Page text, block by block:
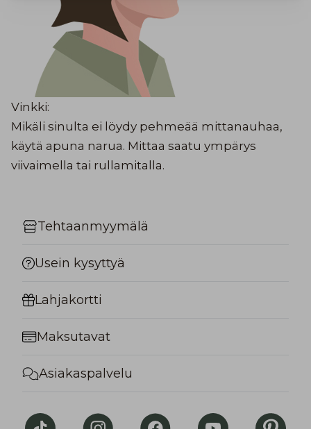
Vinkki:
Mikäli sinulta ei löydy pehmeää mittanauhaa,
käytä apuna narua. Mittaa saatu ympärys
viivaimella tai rullamitalla.
Tehtaanmyymälä
Usein kysyttyä
Lahjakortti
Maksutavat
Asiakaspalvelu